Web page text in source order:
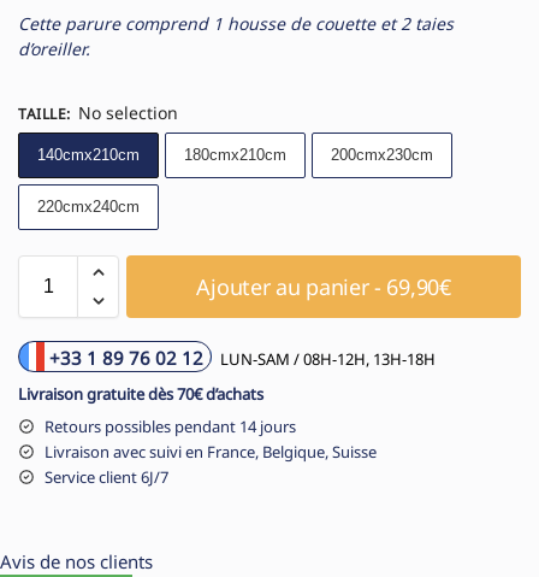
Cette parure comprend 1 housse de couette et 2 taies
d’oreiller.
TAILLE: No selection
140cmx210cm 180cmx210cm 200cmx230cm
220cmx240cm
Ajouter au panier - 69,90€
+33 1 89 76 02 12
LUN-SAM / 08H-12H, 13H-18H
Livraison gratuite dès 70€ d’achats
Retours possibles pendant 14 jours
Livraison avec suivi en France, Belgique, Suisse
Service client 6J/7
Avis de nos clients